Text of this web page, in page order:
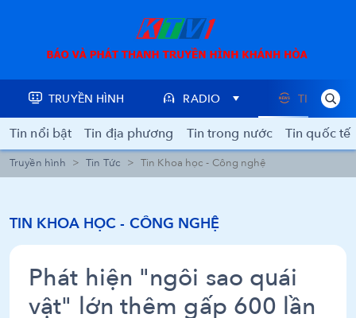
TRUYỀN HÌNH RADIO TIN TỨC
Tin nổi bật Tin địa phương Tin trong nước Tin quốc tế
Truyền hình Tin Tức Tin Khoa học - Công nghệ
TIN KHOA HỌC - CÔNG NGHỆ
Phát hiện "ngôi sao quái
vật" lớn thêm gấp 600 lần